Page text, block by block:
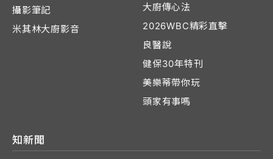
攝影筆記
米其林大廚影音
大廚傳心法
2026WBC精彩直擊
良醫說
健保30年特刊
美樂蒂帶你玩
頭家有事嗎
知新聞